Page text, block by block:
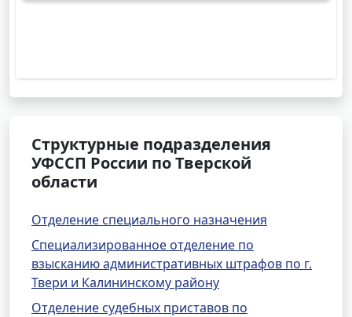
Структурные подразделения
УФССП России по Тверской
области
Отделение специального назначения
Специализированное отделение по
взысканию административных штрафов по г.
Твери и Калининскому району
Отделение судебных приставов по